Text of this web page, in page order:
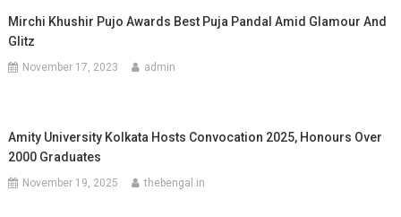
Mirchi Khushir Pujo Awards Best Puja Pandal Amid Glamour And
Glitz
November 17, 2023 admin
Amity University Kolkata Hosts Convocation 2025, Honours Over
2000 Graduates
November 19, 2025 thebengal.in